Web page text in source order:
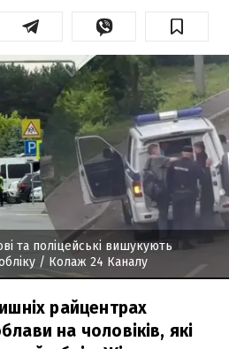
та поліцейські вишукують
/ Колаж 24 Каналу
райцентрах
на чоловіків, які